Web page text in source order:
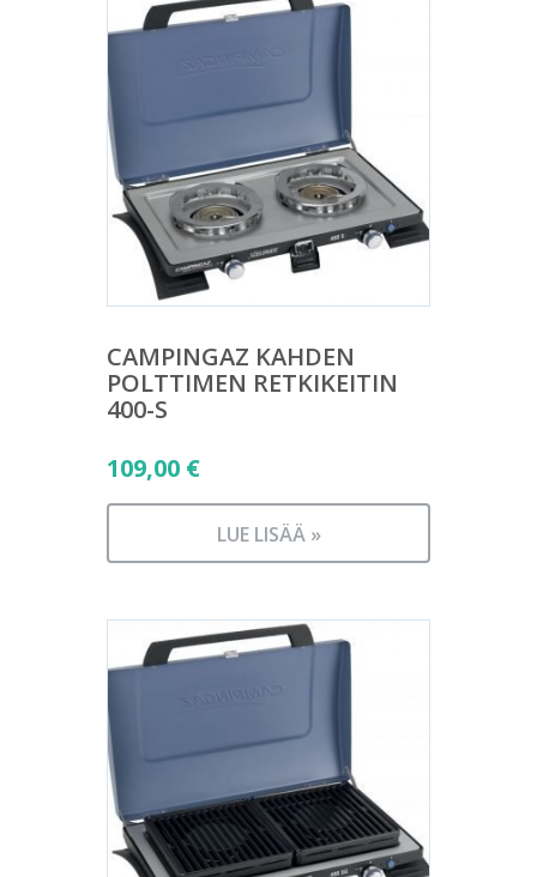
CAMPINGAZ KAHDEN
POLTTIMEN RETKIKEITIN
400-S
109,00 €
LUE LISÄÄ »